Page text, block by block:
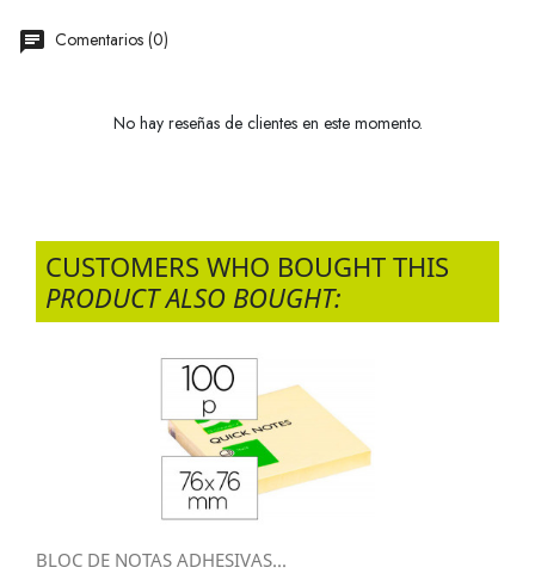
Comentarios (0)
No hay reseñas de clientes en este momento.
CUSTOMERS WHO BOUGHT THIS
PRODUCT ALSO BOUGHT:
BLOC DE NOTAS ADHESIVAS...